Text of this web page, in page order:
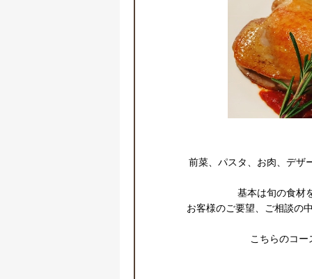
前菜、パスタ、お肉、デザ
基本は旬の食材
お客様のご要望、ご相談の
こちらのコ